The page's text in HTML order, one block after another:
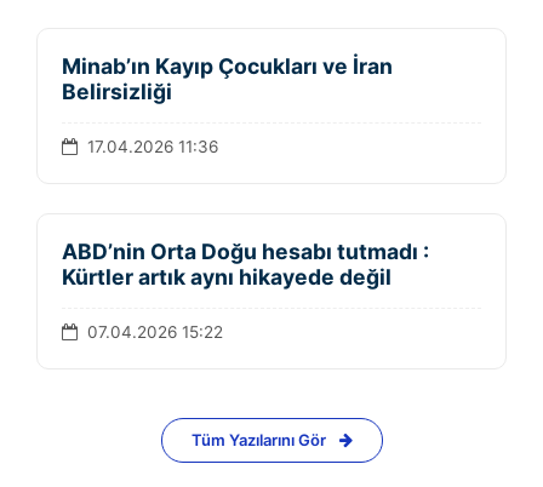
Minab’ın Kayıp Çocukları ve İran
Belirsizliği
17.04.2026 11:36
ABD’nin Orta Doğu hesabı tutmadı :
Kürtler artık aynı hikayede değil
07.04.2026 15:22
Tüm Yazılarını Gör